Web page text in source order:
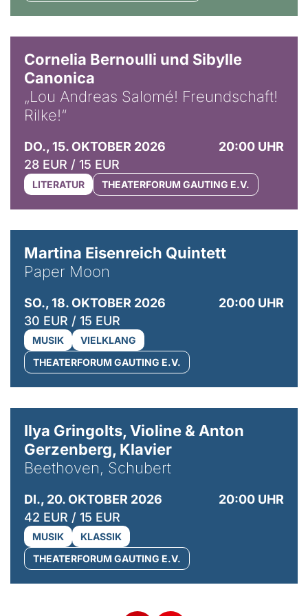
Cornelia Bernoulli und Sibylle
Canonica
„Lou Andreas Salomé! Freundschaft!
Rilke!“
DO., 15. OKTOBER 2026
20:00 UHR
28 EUR / 15 EUR
LITERATUR THEATERFORUM GAUTING E.V.
Martina Eisenreich Quintett
Paper Moon
SO., 18. OKTOBER 2026
20:00 UHR
30 EUR / 15 EUR
MUSIK
VIELKLANG
THEATERFORUM GAUTING E.V.
Ilya Gringolts, Violine & Anton
Gerzenberg, Klavier
Beethoven, Schubert
DI., 20. OKTOBER 2026
20:00 UHR
42 EUR / 15 EUR
MUSIK
KLASSIK
THEATERFORUM GAUTING E.V.